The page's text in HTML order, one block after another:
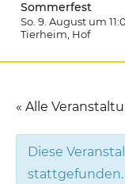
Sommerfest
So. 9. August um
Tierheim , Hof
« Alle
Diese
stattgefunden.